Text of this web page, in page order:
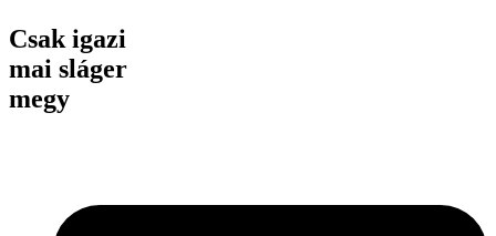
Csak igazi
mai sláger
megy